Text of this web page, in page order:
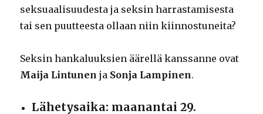
seksuaalisuudesta ja seksin harrastamisesta
tai sen puutteesta ollaan niin kiinnostuneita?
Seksin hankaluuksien äärellä kanssanne ovat
Maija Lintunen ja Sonja Lampinen.
Lähetysaika: maanantai 29.